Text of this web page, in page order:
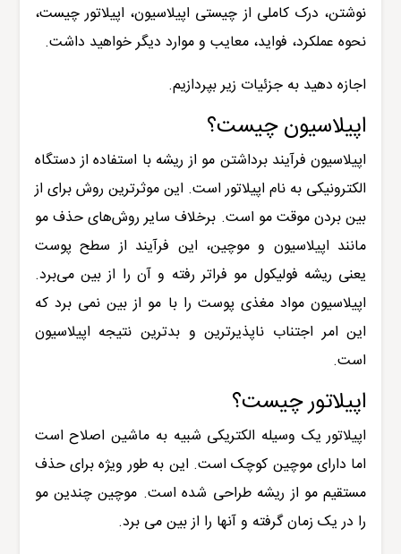
نوشتن، درک کاملی از چیستی اپیلاسیون، اپیلاتور چیست،
نحوه عملکرد، فواید، معایب و موارد دیگر خواهید داشت.
اجازه دهید به جزئیات زیر بپردازیم.
اپیلاسیون چیست؟
اپیلاسیون فرآیند برداشتن مو از ریشه با استفاده از دستگاه
الکترونیکی به نام اپیلاتور است. این موثرترین روش برای از
بین بردن موقت مو است. برخلاف سایر روش‌های حذف مو
مانند اپیلاسیون و موچین، این فرآیند از سطح پوست
یعنی ریشه فولیکول مو فراتر رفته و آن را از بین می‌برد.
اپیلاسیون مواد مغذی پوست را با مو از بین نمی برد که
این امر اجتناب ناپذیرترین و بدترین نتیجه اپیلاسیون
است.
اپیلاتور چیست؟
اپیلاتور یک وسیله الکتریکی شبیه به ماشین اصلاح است
اما دارای موچین کوچک است. این به طور ویژه برای حذف
مستقیم مو از ریشه طراحی شده است. موچین چندین مو
را در یک زمان گرفته و آنها را از بین می برد.